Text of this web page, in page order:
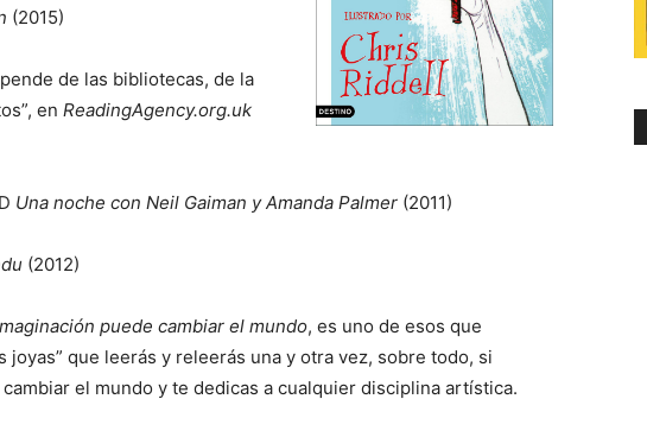
(2015)
de las bibliotecas, de la
en ReadingAgency.org.uk
Una noche con Neil Gaiman y Amanda Palmer (2011)
(2012)
puede cambiar el mundo, es uno de esos que
joyas” que leerás y releerás una y otra vez, sobre todo, si
el mundo y te dedicas a cualquier disciplina artística.